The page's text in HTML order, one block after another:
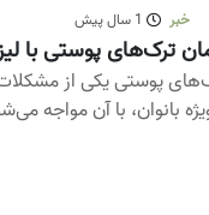
خبر 1 سال پیش
ترک‌های پوستی با
پوستی یکی از
بانوان، با آن مواجه